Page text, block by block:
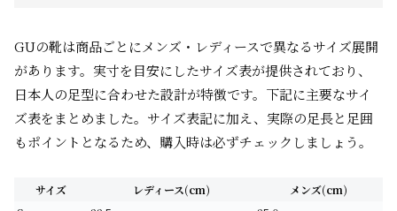
GUの靴は商品ごとにメンズ・レディースで異なるサイズ展開
があります。実寸を目安にしたサイズ表が提供されており、
日本人の足型に合わせた設計が特徴です。下記に主要なサイ
ズ表をまとめました。サイズ表記に加え、実際の足長と足囲
もポイントとなるため、購入時は必ずチェックしましょう。
サイズ レディース(cm)
メンズ(cm)